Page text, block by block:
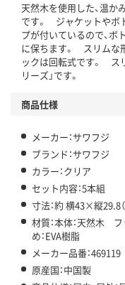
天然木を使用した、温か
です。 ジャケットやボ
プが付いているので、ボ
に保ちます。 スリムな
ックは回転式です。 ス
リーズ」です。
商品仕様
メーカー：サワフジ
ブランド：サワフジ
カラー：クリア
セット内容：5本組
寸法：約 横43×縦29.8
材質：本体：天然木
め：EVA樹脂
メーカー品番：469119
原産国：中国製